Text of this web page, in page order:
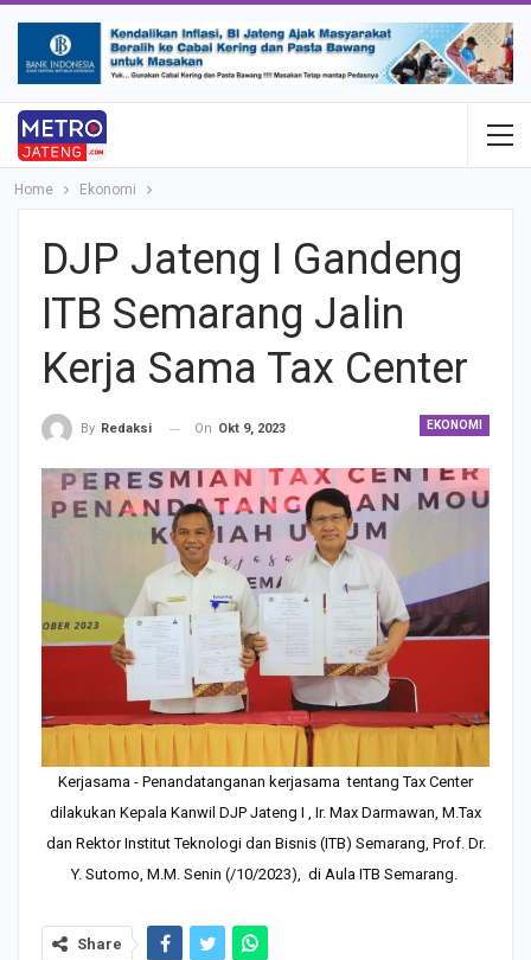
Home Ekonomi
DJP Jateng I Gandeng
ITB Semarang Jalin
Kerja Sama Tax Center
EKONOMI
By Redaksi On Okt 9, 2023
Kerjasama - Penandatanganan kerjasama tentang Tax Center
dilakukan Kepala Kanwil DJP Jateng I , Ir. Max Darmawan, M.Tax
dan Rektor Institut Teknologi dan Bisnis (ITB) Semarang, Prof. Dr.
Y. Sutomo, M.M. Senin (/10/2023), di Aula ITB Semarang.
Share